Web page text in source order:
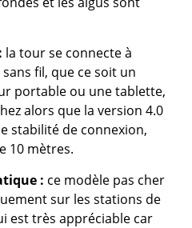
la tour se connecte à
fil, que ce soit un
portable ou une tablette,
alors que la version 4.0
stabilité de connexion,
10 mètres.
: ce modèle pas cher
sur les stations de
est très appréciable car